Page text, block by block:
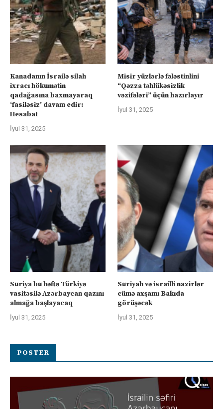
Kanadanın İsrailə silah
ixracı hökumətin
qadağasına baxmayaraq
‘fasiləsiz’ davam edir:
Hesabat
İyul 31, 2025
Misir yüzlərlə fələstinlini
“Qəzza təhlükəsizlik
vəzifələri” üçün hazırlayır
İyul 31, 2025
Suriya bu həftə Türkiyə
vasitəsilə Azərbaycan qazını
almağa başlayacaq
İyul 31, 2025
Suriyalı və israilli nazirlər
cümə axşamı Bakıda
görüşəcək
İyul 31, 2025
POSTER